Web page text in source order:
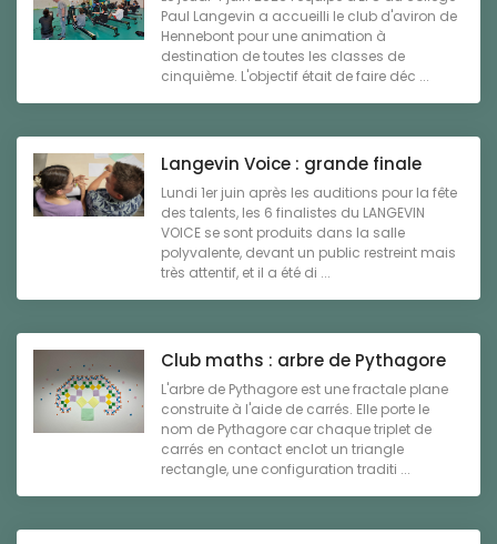
Paul Langevin a accueilli le club d'aviron de
Hennebont pour une animation à
destination de toutes les classes de
cinquième. L'objectif était de faire déc ...
Langevin Voice : grande finale
Lundi 1er juin après les auditions pour la fête
des talents, les 6 finalistes du LANGEVIN
VOICE se sont produits dans la salle
polyvalente, devant un public restreint mais
très attentif, et il a été di ...
Club maths : arbre de Pythagore
L'arbre de Pythagore est une fractale plane
construite à l'aide de carrés. Elle porte le
nom de Pythagore car chaque triplet de
carrés en contact enclot un triangle
rectangle, une configuration traditi ...